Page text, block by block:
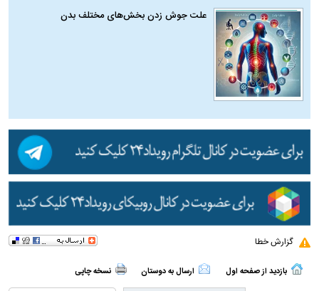
علت جوش زدن بخش‌های مختلف بدن
گزارش خطا
بازدید از صفحه اول ارسال به دوستان نسخه چاپی